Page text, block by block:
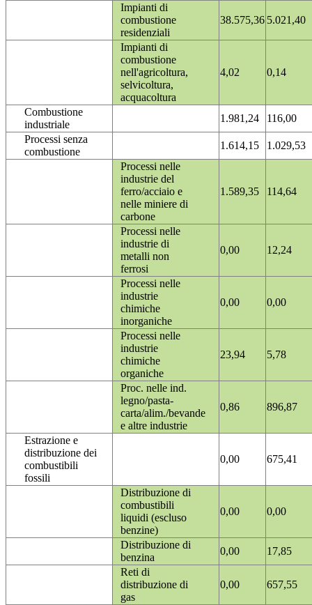
Impianti di
combustione
residenziali
38.575,36 5.021,40
Impianti di
combustione
nell'agricoltura,
selvicoltura,
acquacoltura
4,02 0,14
Combustione
industriale
1.981,24
116,00
Processi senza
combustione
1.614,15
1.029,53
Processi nelle
industrie del
ferro/acciaio e
nelle miniere di
carbone
1.589,35 114,64
Processi nelle
industrie di
metalli non
ferrosi
0,00 12,24
Processi nelle
industrie
chimiche
inorganiche
0,00 0,00
Processi nelle
industrie
chimiche
organiche
23,94 5,78
Proc. nelle ind.
legno/pasta-
carta/alim./bevande
e altre industrie
0,86 896,87
Estrazione e
distribuzione dei
combustibili
fossili
0,00 675,41
Distribuzione di
combustibili
liquidi (escluso
benzine)
0,00 0,00
Distribuzione di
benzina
0,00
17,85
Reti di
distribuzione di
gas
0,00 657,55